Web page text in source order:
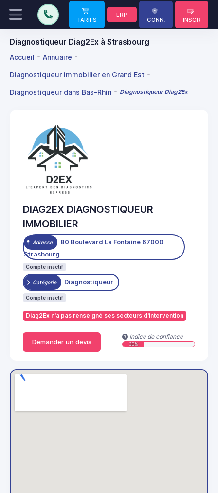
TARIFS
ERP
CONN.
INSCR
Diagnostiqueur Diag2Ex à Strasbourg
Accueil Annuaire
Diagnostiqueur immobilier en Grand Est
Diagnostiqueur dans Bas-Rhin Diagnostiqueur Diag2Ex
DIAG2EX DIAGNOSTIQUEUR
IMMOBILIER
Adresse
80 Boulevard La Fontaine 67000
Strasbourg
Compte inactif
Catégorie Diagnostiqueur
Compte inactif
Diag2Ex n'a pas renseigné ses secteurs d'intervention
Demander un devis
Indice de confiance
30%